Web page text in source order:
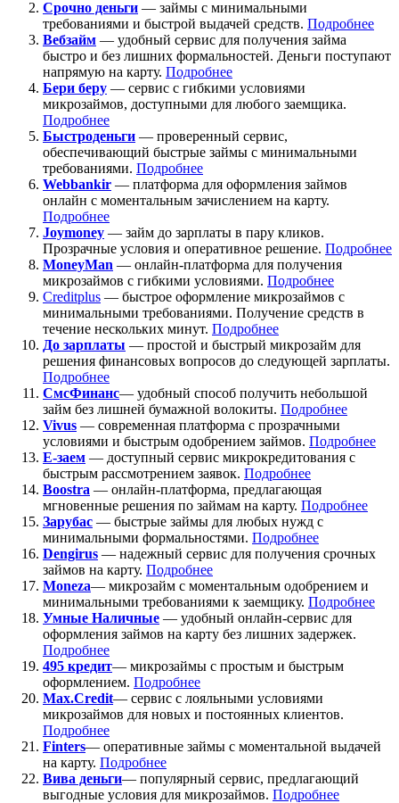
Срочно деньги — займы с минимальными
требованиями и быстрой выдачей средств. Подробнее
Вебзайм — удобный сервис для получения займа
быстро и без лишних формальностей. Деньги поступают
напрямую на карту. Подробнее
Бери беру — сервис с гибкими условиями
микрозаймов, доступными для любого заемщика.
Подробнее
Быстроденьги — проверенный сервис,
обеспечивающий быстрые займы с минимальными
требованиями. Подробнее
Webbankir — платформа для оформления займов
онлайн с моментальным зачислением на карту.
Подробнее
Joymoney — займ до зарплаты в пару кликов.
Прозрачные условия и оперативное решение. Подробнее
MoneyMan — онлайн-платформа для получения
микрозаймов с гибкими условиями. Подробнее
Creditplus — быстрое оформление микрозаймов с
минимальными требованиями. Получение средств в
течение нескольких минут. Подробнее
До зарплаты — простой и быстрый микрозайм для
решения финансовых вопросов до следующей зарплаты.
Подробнее
СмсФинанс— удобный способ получить небольшой
займ без лишней бумажной волокиты. Подробнее
Vivus — современная платформа с прозрачными
условиями и быстрым одобрением займов. Подробнее
Е-заем — доступный сервис микрокредитования с
быстрым рассмотрением заявок. Подробнее
Boostra — онлайн-платформа, предлагающая
мгновенные решения по займам на карту. Подробнее
Зарубас — быстрые займы для любых нужд с
минимальными формальностями. Подробнее
Dengirus — надежный сервис для получения срочных
займов на карту. Подробнее
Moneza— микрозайм с моментальным одобрением и
минимальными требованиями к заемщику. Подробнее
Умные Наличные — удобный онлайн-сервис для
оформления займов на карту без лишних задержек.
Подробнее
495 кредит— микрозаймы с простым и быстрым
оформлением. Подробнее
Max.Credit— сервис с лояльными условиями
микрозаймов для новых и постоянных клиентов.
Подробнее
Finters— оперативные займы с моментальной выдачей
на карту. Подробнее
Вива деньги— популярный сервис, предлагающий
выгодные условия для микрозаймов. Подробнее